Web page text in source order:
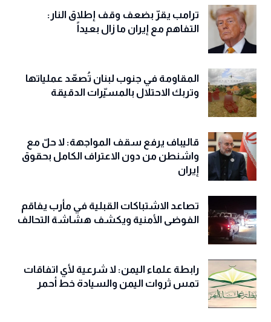
ترامب يقرّ بضعف وقف إطلاق النار:
التفاهم مع إيران ما زال بعيداً
المقاومة في جنوب لبنان تُصعّد عملياتها
وتربك الاحتلال بالمسيّرات الدقيقة
قاليباف يرفع سقف المواجهة: لا حلّ مع
واشنطن من دون الاعتراف الكامل بحقوق
إيران
تصاعد الاشتباكات القبلية في مأرب يفاقم
الفوضى الأمنية ويكشف هشاشة التحالف
رابطة علماء اليمن: لا شرعية لأي اتفاقات
تمس ثروات اليمن والسيادة خط أحمر